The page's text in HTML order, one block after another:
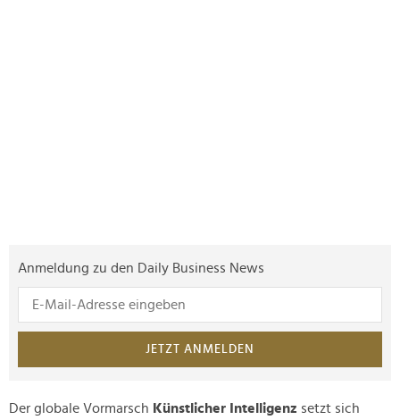
Anmeldung zu den Daily Business News
JETZT ANMELDEN
Der globale Vormarsch Künstlicher Intelligenz setzt sich